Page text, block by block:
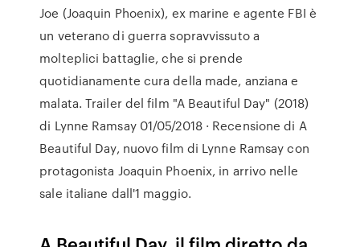
Joe (Joaquin Phoenix), ex marine e agente FBI è
un veterano di guerra sopravvissuto a
molteplici battaglie, che si prende
quotidianamente cura della made, anziana e
malata. Trailer del film "A Beautiful Day" (2018)
di Lynne Ramsay 01/05/2018 · Recensione di A
Beautiful Day, nuovo film di Lynne Ramsay con
protagonista Joaquin Phoenix, in arrivo nelle
sale italiane dall'1 maggio.